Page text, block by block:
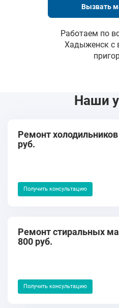
Вызвать
Работаем по
Хадыженск с
Наши
Ремонт
руб.
Получить консультацию
Ремонт стиральных
800 руб.
Получить консультацию